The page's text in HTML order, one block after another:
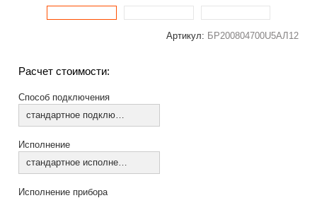
Артикул: БР200804700U5АЛ12
Расчет стоимости:
Способ подключения
стандартное подключение
Исполнение
стандартное исполнение
Исполнение прибора